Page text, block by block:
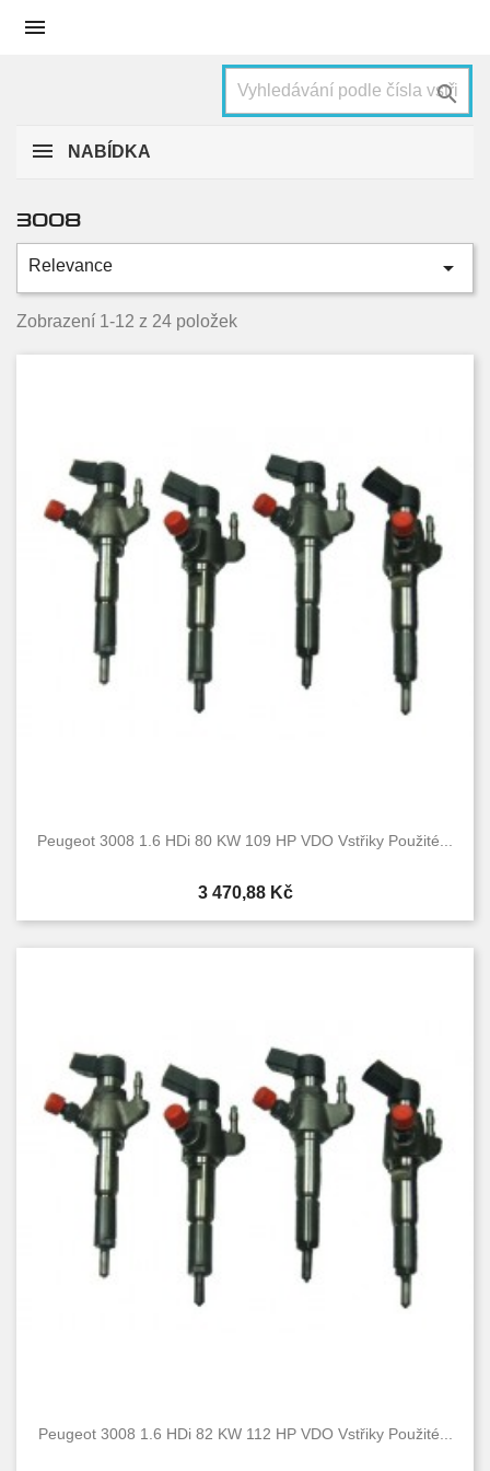


NABÍDKA
1.6 BlueHDI
4
Nové 12 Used 12
3008
Relevance 
Zobrazení 1-12 z 24 položek
Peugeot 3008 1.6 HDi 80 KW 109 HP VDO Vstřiky Použité...
Cena
3 470,88 Kč
Peugeot 3008 1.6 HDi 82 KW 112 HP VDO Vstřiky Použité...